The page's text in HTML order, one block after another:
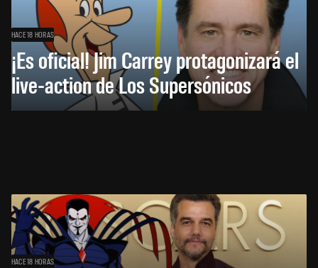
HACE 18 HORAS
¡Es oficial! Jim Carrey protagonizará el
live-action de Los Supersónicos
HACE 18 HORAS